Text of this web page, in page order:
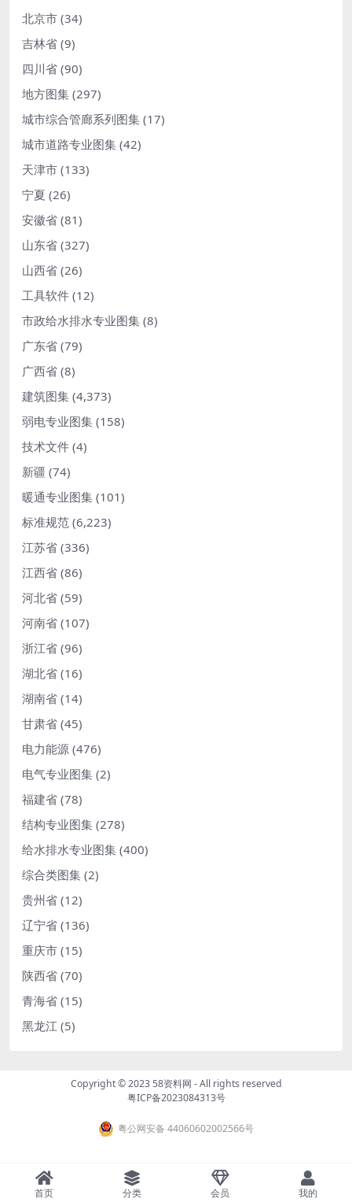
北京市 (34)
吉林省 (9)
四川省 (90)
地方图集 (297)
城市综合管廊系列图集 (17)
城市道路专业图集 (42)
天津市 (133)
宁夏 (26)
安徽省 (81)
山东省 (327)
山西省 (26)
工具软件 (12)
市政给水排水专业图集 (8)
广东省 (79)
广西省 (8)
建筑图集 (4,373)
弱电专业图集 (158)
技术文件 (4)
新疆 (74)
暖通专业图集 (101)
标准规范 (6,223)
江苏省 (336)
江西省 (86)
河北省 (59)
河南省 (107)
浙江省 (96)
湖北省 (16)
湖南省 (14)
甘肃省 (45)
电力能源 (476)
电气专业图集 (2)
福建省 (78)
结构专业图集 (278)
给水排水专业图集 (400)
综合类图集 (2)
贵州省 (12)
辽宁省 (136)
重庆市 (15)
陕西省 (70)
青海省 (15)
黑龙江 (5)
Copyright © 2023 58资料网 - All rights reserved
粤ICP备2023084313号
粤公网安备 44060602002566号
首页 分类 会员 我的